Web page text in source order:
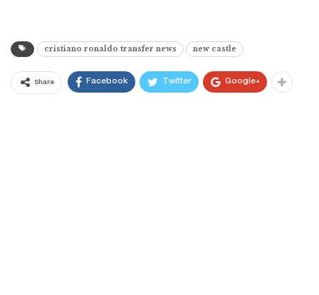
cristiano ronaldo transfer news new castle
Share Facebook Twitter Google+